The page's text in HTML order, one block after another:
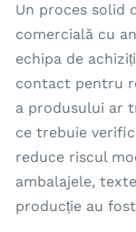
Un proces solid
comercială cu
echipa de
contact pentru
a produsului ar
ce trebuie
reduce riscul
ambalajele,
producție au